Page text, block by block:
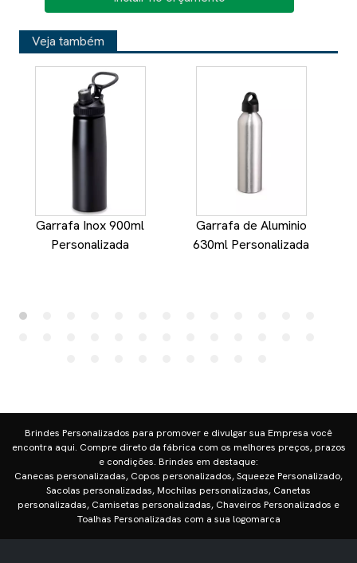
Veja também
Garrafa Inox 900ml
Personalizada
Garrafa de Aluminio
630ml Personalizada
Brindes Personalizados para promover e divulgar sua Empresa você
encontra aqui. Compre direto da fábrica com os melhores preços, prazos
e condições. Brindes em destaque:
Canecas personalizadas, Copos personalizados, Squeeze Personalizado,
Sacolas personalizadas, Mochilas personalizadas, Canetas
personalizadas, Camisetas personalizadas, Chaveiros Personalizados e
Toalhas Personalizadas com a sua logomarca